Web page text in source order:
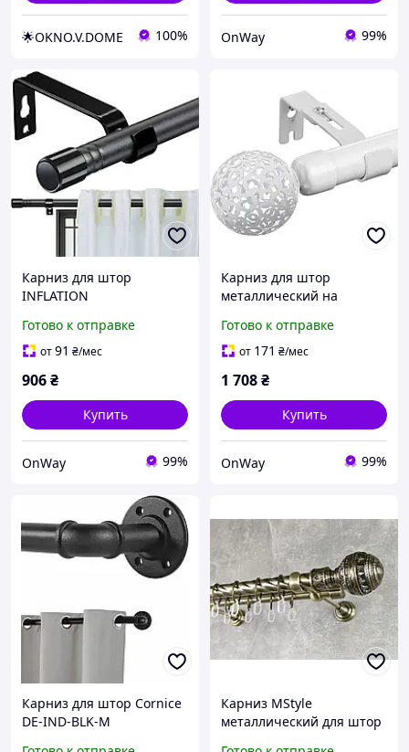
🌟OKNO.V.DOME 100% OnWay 99%
Карниз для штор
INFLATION
регулируемый 77-165 см
матовый черный для
Готово к отправке
от91 ₴/мес
906₴
Купить
OnWay 99%
Карниз для штор
металлический на
76-330 см белый Harrms
раздвижной с полыми
Готово к отправке
от 171 ₴/мес
1 708₴
Купить
OnWay 99%
Карниз для штор Cornice
DE-IND-BLK-M
Карниз MStyle
металлический для штор